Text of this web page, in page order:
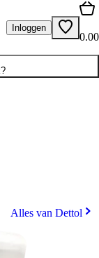
Inloggen
0.00
Alles van Dettol